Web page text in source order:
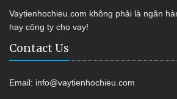
Vaytienhochieu.com không phải là ngân
hay công ty cho vay!
Contact Us
Email: info@vaytienhochieu.com